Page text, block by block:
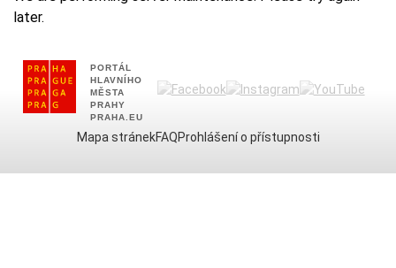
later.
PORTÁL
HLAVNÍHO
MĚSTA
PRAHY
PRAHA.EU
Mapa stránekFAQProhlášení o přístupnosti